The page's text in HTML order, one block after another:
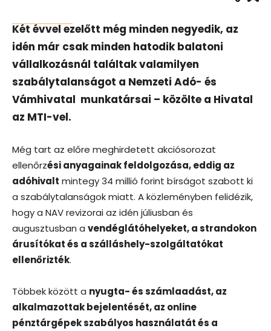
Két évvel ezelőtt még minden negyedik, az
idén már csak minden hatodik balatoni
vállalkozásnál találtak valamilyen
szabálytalanságot a Nemzeti Adó- és
Vámhivatal munkatársai – közölte a Hivatal
az MTI-vel.
Még tart az előre meghirdetett akciósorozat
ellenőrzési anyagainak feldolgozása, eddig az
adóhivalt mintegy 34 millió forint bírságot szabott ki
a szabálytalanságok miatt. A közleményben felidézik,
hogy a NAV revizorai az idén júliusban és
augusztusban a vendéglátóhelyeket, a strandokon
árusítókat és a szálláshely-szolgáltatókat
ellenőrizték.
Többek között a nyugta- és számlaadást, az
alkalmazottak bejelentését, az online
pénztárgépek szabályos használatát és a